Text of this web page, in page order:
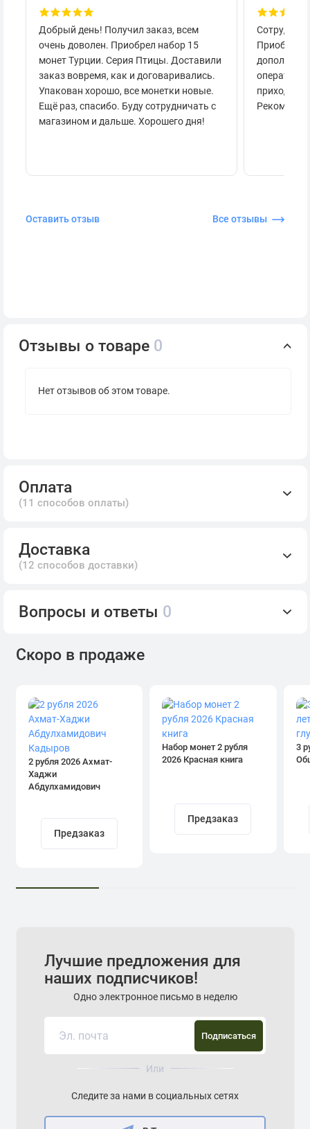
Добрый день! Получил заказ, всем
очень доволен. Приобрел набор 15
монет Турции. Серия Птицы. Доставили
заказ вовремя, как и договаривались.
Упакован хорошо, все монетки новые.
Ещё раз, спасибо. Буду сотрудничать с
магазином и дальше. Хорошего дня!
приходило
Оставить отзыв Все отзывы
Отзывы о товаре 0
Нет отзывов об этом товаре.
Оплата
(11 способов оплаты)
Доставка
(12 способов доставки)
Вопросы и ответы 0
Скоро в продаже
2 рубля 2026 Ахмат-
Хаджи
Абдулхамидович
Предзаказ
Набор монет 2 рубля
2026 Красная книга
Предзаказ
3
Лучшие предложения для
наших подписчиков!
Одно электронное письмо в неделю
Подписаться
Или
Следите за нами в социальных сетях